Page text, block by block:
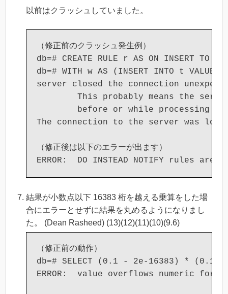
以前はクラッシュしていました。
（修正前のクラッシュ発生例）
db=# CREATE RULE r AS ON INSERT TO t
db=# WITH w AS (INSERT INTO t
server closed the connection
This probably means the
before or while processing
The connection to the server was
（修正後は以下のエラーが出ます）
結果が小数点以下 16383 桁を越える乗算をした場
合にエラーとせずに結果を丸めるようになりまし
た。 (Dean Rasheed) (13)(12)(11)(10)(9.6)
（修正前の動作）
db=# SELECT (0.1 - 2e-16383) * (0.1 -
ERROR:  value overflows numeric